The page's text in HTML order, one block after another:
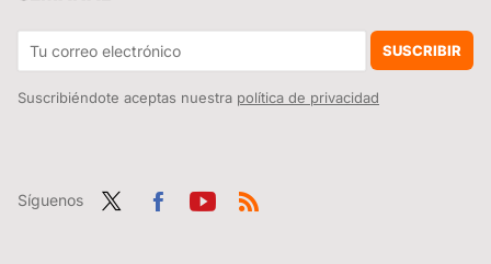
Es grande, económico y además dual: Llega a Europa el monitor Xiaomi A27i que sirve para trabajar y jugar al mismo tiempo
SUSCRIBIR
Suscribiéndote aceptas nuestra política de privacidad
Síguenos